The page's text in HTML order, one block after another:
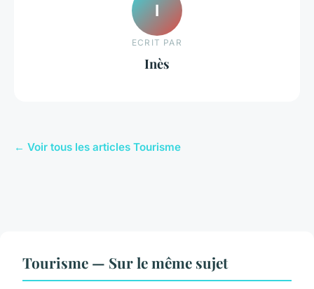
I
ECRIT PAR
Inès
← Voir tous les articles Tourisme
Tourisme — Sur le même sujet